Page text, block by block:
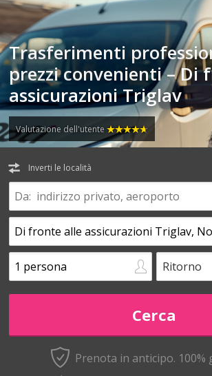
Trasferimenti
prezzi convenienti – Di
assicurazioni Triglav
Valutazione dell'utente
Inverti le località
Ritorno
Prenota in anticipo. 100%